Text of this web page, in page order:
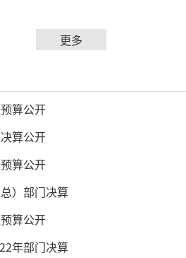
更多
算公开
算公开
算公开
）部门决算
算公开
年部门决算